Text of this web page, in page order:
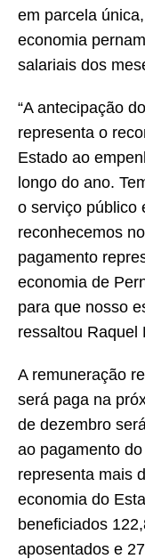
em parcela
economia
salariais dos
“A antecipação
representa o
Estado ao
longo do ano.
o serviço público
reconhecemos
pagamento
economia de
para que nosso
ressaltou Raquel
A remuneração
será paga na
de dezembro
ao pagamento
representa mais
economia do
beneficiados
aposentados e